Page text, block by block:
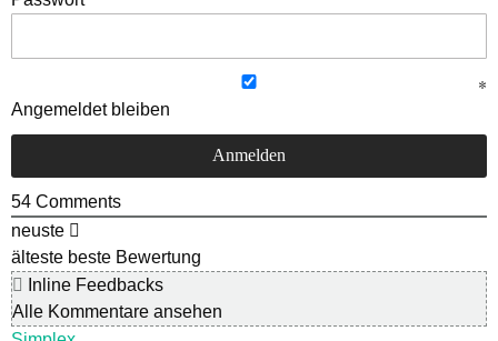
Angemeldet bleiben
54 Comments
neuste
älteste beste Bewertung
Inline Feedbacks
Alle Kommentare ansehen